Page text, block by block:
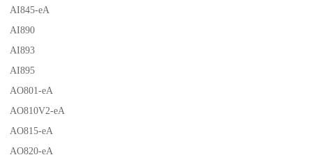
AI845-eA
AI890
AI893
AI895
AO801-eA
AO810V2-eA
AO815-eA
AO820-eA